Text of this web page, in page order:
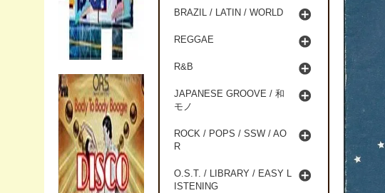
BRAZIL / LATIN / WORLD
REGGAE
R&B
JAPANESE GROOVE / 和
モノ
ROCK / POPS / SSW / AO
R
O.S.T. / LIBRARY / EASY L
ISTENING